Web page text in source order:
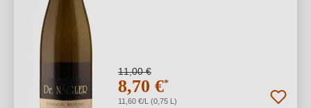
11,00 €
8,70 €*
11,60 €/L (0,75 L)